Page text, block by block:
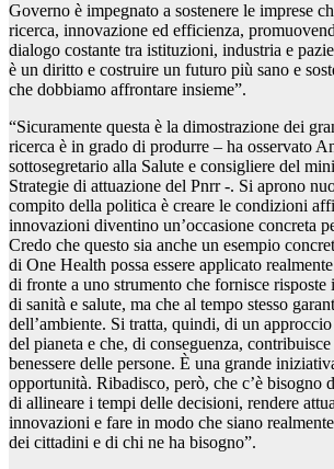
Governo è impegnato a sostenere le imprese
ricerca, innovazione ed efficienza,
dialogo costante tra istituzioni, industria e
è un diritto e costruire un futuro più sano e
che dobbiamo affrontare insieme”.
“Sicuramente questa è la dimostrazione dei
ricerca è in grado di produrre – ha osservato
sottosegretario alla Salute e consigliere del
Strategie di attuazione del Pnrr -. Si aprono
compito della politica è creare le condizioni
innovazioni diventino un’occasione concreta
Credo che questo sia anche un esempio
di One Health possa essere applicato
di fronte a uno strumento che fornisce
di sanità e salute, ma che al tempo stesso
dell’ambiente. Si tratta, quindi, di un
del pianeta e che, di conseguenza,
benessere delle persone. È una grande
opportunità. Ribadisco, però, che c’è bisogno
di allineare i tempi delle decisioni, rendere
innovazioni e fare in modo che siano
dei cittadini e di chi ne ha bisogno”.